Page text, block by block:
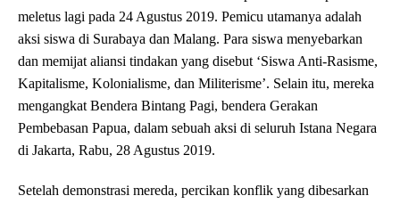
meletus lagi pada 24 Agustus 2019. Pemicu utamanya adalah
aksi siswa di Surabaya dan Malang. Para siswa menyebarkan
dan memijat aliansi tindakan yang disebut ‘Siswa Anti-Rasisme,
Kapitalisme, Kolonialisme, dan Militerisme’. Selain itu, mereka
mengangkat Bendera Bintang Pagi, bendera Gerakan
Pembebasan Papua, dalam sebuah aksi di seluruh Istana Negara
di Jakarta, Rabu, 28 Agustus 2019.
Setelah demonstrasi mereda, percikan konflik yang dibesarkan